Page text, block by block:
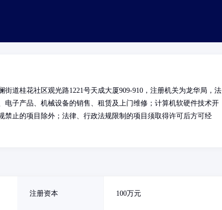
道桂花社区观光路1221号天成大厦909-910，注册机关为龙华局，法
子产品、机械设备的销售、租赁及上门维修；计算机软硬件技术开
止的项目除外；法律、行政法规限制的项目须取得许可后方可经
注册资本 100万元